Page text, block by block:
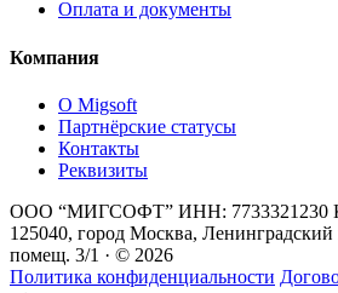
Оплата и документы
Компания
О Migsoft
Партнёрские статусы
Контакты
Реквизиты
ООО “МИГСОФТ” ИНН: 7733321230
125040, город Москва, Ленинградский
помещ. 3/1 · © 2026
Политика конфиденциальности